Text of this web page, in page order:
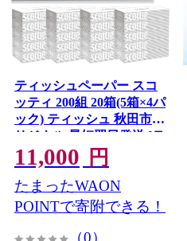
ティッシュペーパー スコ
ッティ 200組 20箱(5箱×4パ
ック) ティッシュ 秋田市オ
リジナル 最短翌日発送 [テ
ィッシュ ボックスティッ
シュ スコッティ
(SCOTTIE) スコッティテ
ィシュー 新生活] 秋田県秋
11,000 円
たまったWAON
POINTで寄附できる！
（0）